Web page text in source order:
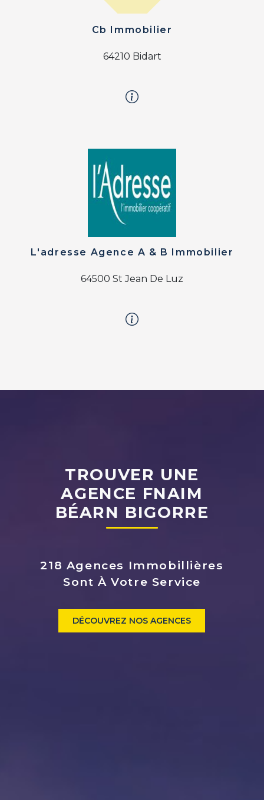
Cb Immobilier
64210 Bidart
L'adresse Agence A & B Immobilier
64500 St Jean De Luz
TROUVER UNE
AGENCE FNAIM
BÉARN BIGORRE
218 Agences Immobillières
Sont À Votre Service
DÉCOUVREZ NOS AGENCES